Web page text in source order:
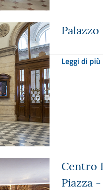
Leggi di più
Centro
Piazza